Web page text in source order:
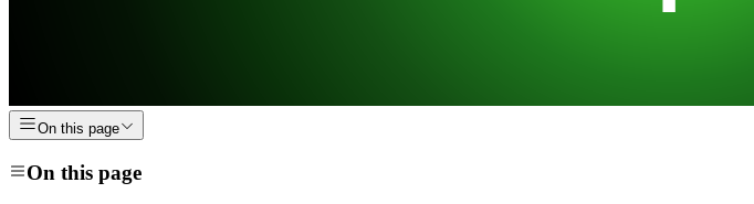
On this page
On this page